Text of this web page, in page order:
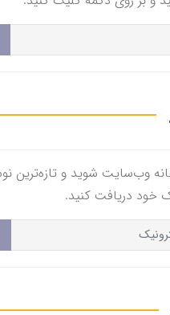
وب‌سایت شوید و تازه‌ترین
خود دریافت کنید.